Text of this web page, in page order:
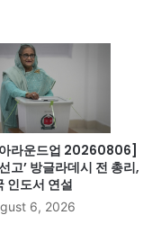
라운드업 20260806]
고’ 방글라데시 전 총리,
인도서 연설
6, 2026